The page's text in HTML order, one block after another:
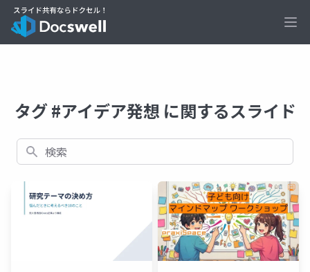
タグ #アイデア発想 に関するスライド
検索